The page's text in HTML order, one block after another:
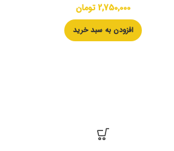
2,750,000تومان
افزودن به سبد خرید